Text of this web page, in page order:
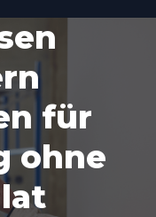
für
ohne